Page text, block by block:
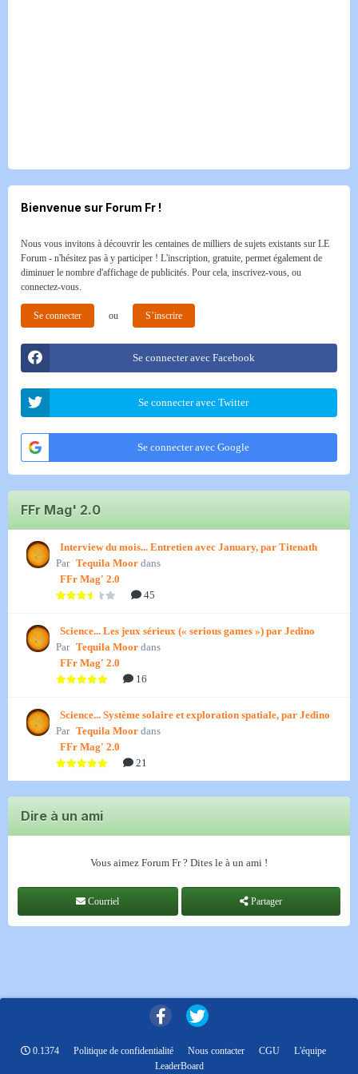
Bienvenue sur Forum Fr !
Nous vous invitons à découvrir les centaines de milliers de sujets existants sur LE
Forum - n'hésitez pas à y participer ! L'inscription, gratuite, permet également de
diminuer le nombre d'affichage de publicités. Pour cela, inscrivez-vous, ou
connectez-vous.
Se connecter ou S’inscrire
Se connecter avec Facebook
Se connecter avec Twitter
Se connecter avec Google
FFr Mag' 2.0
Interview du mois... Entretien avec January, par Titenath
Par Tequila Moor dans
FFr Mag' 2.0
45
Science... Les jeux sérieux (« serious games ») par Jedino
Par Tequila Moor dans
FFr Mag' 2.0
16
Science... Système solaire et exploration spatiale, par Jedino
Par Tequila Moor dans
FFr Mag' 2.0
21
Dire à un ami
Vous aimez Forum Fr ? Dites le à un ami !
Courriel Partager
0.1374 Politique de confidentialité Nous contacter CGU
L'équipe
LeaderBoard